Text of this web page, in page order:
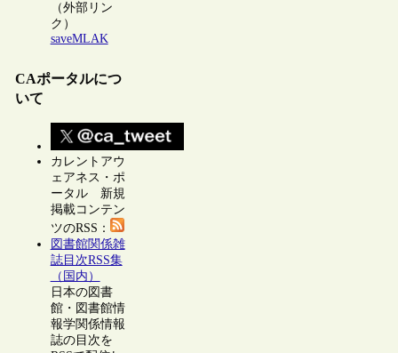
（外部リン
ク）
saveMLAK
CAポータルにつ
いて
カレントアウ
ェアネス・ポ
ータル 新規
掲載コンテン
ツのRSS：
図書館関係雑
誌目次RSS集
（国内）
日本の図書
館・図書館情
報学関係情報
誌の目次を